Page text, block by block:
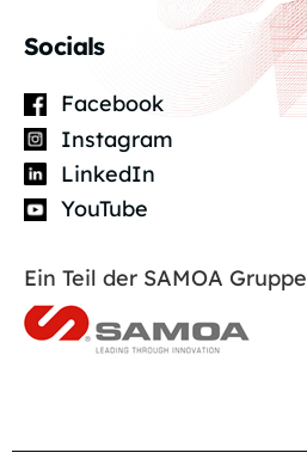
Socials
Facebook
Instagram
LinkedIn
YouTube
Ein Teil der SAMOA Gruppe